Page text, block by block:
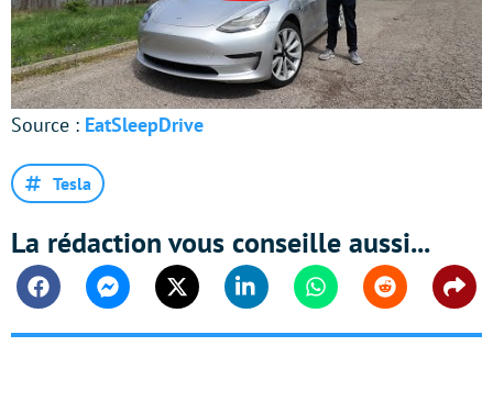
Source : EatSleepDrive
Tesla
La rédaction vous conseille aussi...
FacebookMessengerTwitter Linkedin WhatsappReddit